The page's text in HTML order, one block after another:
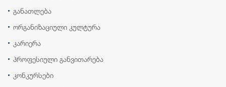
განათლება
ორგანიზაციული კულტურა
კარიერა
პროფესიული განვითარება
კონკურსები